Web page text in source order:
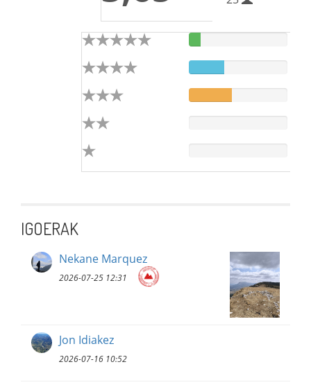
IGOERAK
Nekane Marquez
2026-07-25 12:31
Jon Idiakez
2026-07-16 10:52